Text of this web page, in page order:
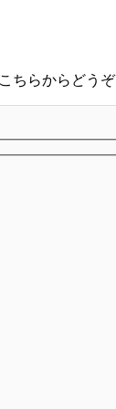
ちらからどうぞ